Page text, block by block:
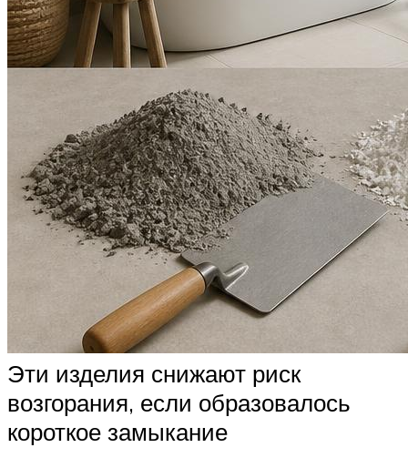
Эти изделия снижают риск
возгорания, если образовалось
короткое замыкание